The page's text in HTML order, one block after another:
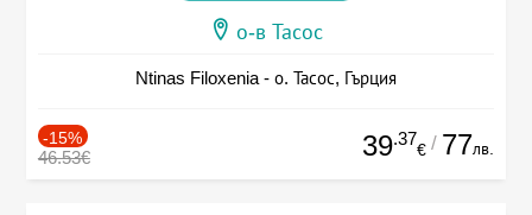
о-в Тасос
Ntinas Filoxenia - о. Тасос, Гърция
-15%
46.53€ 39.37
€ / 77лв.